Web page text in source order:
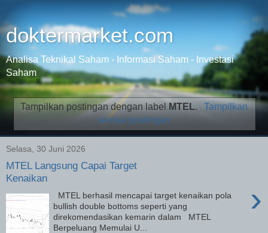
doktermarket.com
Analisa Teknikal Saham - Informasi Saham - Investasi
Saham
Tampilkan postingan dengan labelMTEL.
Tampilkan
semua postingan
Selasa, 30 Juni 2026
MTEL Langsung Capai Target
Kenaikan
›
MTEL berhasil mencapai target kenaikan pola
bullish double bottoms seperti yang
direkomendasikan kemarin dalam MTEL
Berpeluang Memulai U...